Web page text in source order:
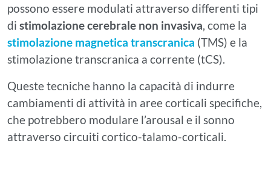
possono essere modulati attraverso differenti tipi
di stimolazione cerebrale non invasiva, come la
stimolazione magnetica transcranica (TMS) e la
stimolazione transcranica a corrente (tCS).
Queste tecniche hanno la capacità di indurre
cambiamenti di attività in aree corticali specifiche,
che potrebbero modulare l’arousal e il sonno
attraverso circuiti cortico-talamo-corticali.